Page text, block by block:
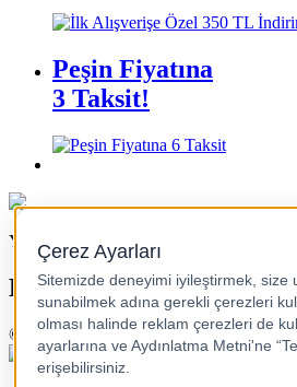
Peşin Fiyatına
3 Taksit!
Yukarı Çık
Kampanya Koşulları
© 2025 Turkcell